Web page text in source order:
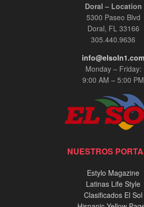
Doral – Location
5300 Paseo Blvd
Doral, FL 33166
305.440.9636
info@elsoln1.com
Monday – Friday:
9:00 AM – 5:00 PM
NUESTROS
Estylo Magazine
Latinas Life Style
Clasificados El Sol